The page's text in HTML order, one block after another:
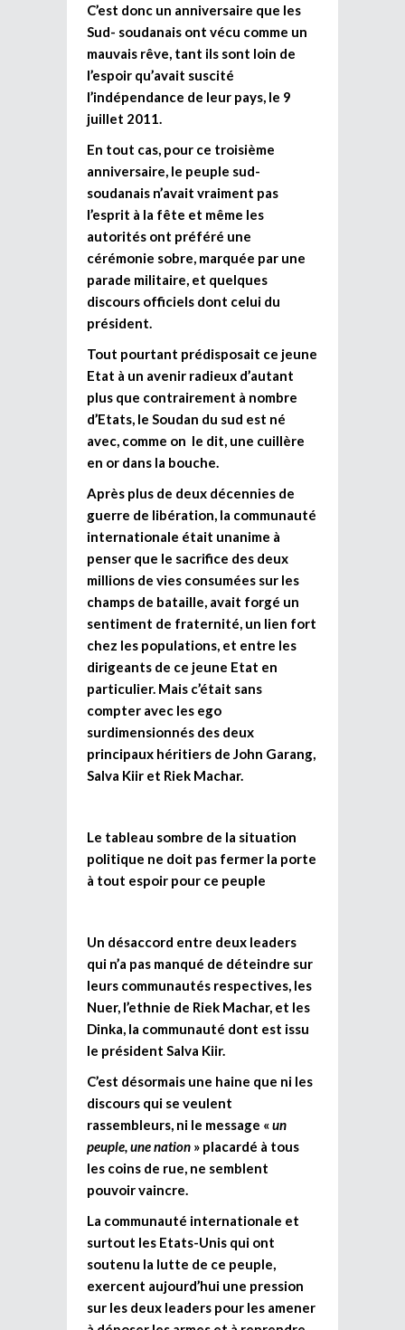
C’est donc un anniversaire que les
Sud- soudanais ont vécu comme un
mauvais rêve, tant ils sont loin de
l’espoir qu’avait suscité
l’indépendance de leur pays, le 9
juillet 2011.
En tout cas, pour ce troisième
anniversaire, le peuple sud-
soudanais n’avait vraiment pas
l’esprit à la fête et même les
autorités ont préféré une
cérémonie sobre, marquée par une
parade militaire, et quelques
discours officiels dont celui du
président.
Tout pourtant prédisposait ce jeune
Etat à un avenir radieux d’autant
plus que contrairement à nombre
d’Etats, le Soudan du sud est né
avec, comme on le dit, une cuillère
en or dans la bouche.
Après plus de deux décennies de
guerre de libération, la communauté
internationale était unanime à
penser que le sacrifice des deux
millions de vies consumées sur les
champs de bataille, avait forgé un
sentiment de fraternité, un lien fort
chez les populations, et entre les
dirigeants de ce jeune Etat en
particulier. Mais c’était sans
compter avec les ego
surdimensionnés des deux
principaux héritiers de John Garang,
Salva Kiir et Riek Machar.
Le tableau sombre de la situation
politique ne doit pas fermer la porte
à tout espoir pour ce peuple
Un désaccord entre deux leaders
qui n’a pas manqué de déteindre sur
leurs communautés respectives, les
Nuer, l’ethnie de Riek Machar, et les
Dinka, la communauté dont est issu
le président Salva Kiir.
C’est désormais une haine que ni les
discours qui se veulent
rassembleurs, ni le message «un
peuple, une nation » placardé à tous
les coins de rue, ne semblent
pouvoir vaincre.
La communauté internationale et
surtout les Etats-Unis qui ont
soutenu la lutte de ce peuple,
exercent aujourd’hui une pression
sur les deux leaders pour les amener